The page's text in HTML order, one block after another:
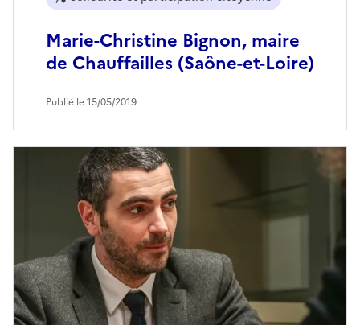
Marie-Christine Bignon, maire
de Chauffailles (Saône-et-Loire)
Publié le 15/05/2019